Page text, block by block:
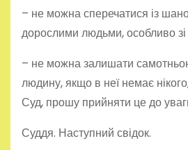
– не можна сперечатися із
дорослими людьми, особливо
– не можна залишати
людину, якщо в неї немає
Суд, прошу прийняти це до
Суддя. Наступний свідок.